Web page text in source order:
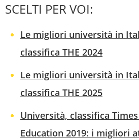
SCELTI PER VOI:
Le migliori università in
classifica THE 2024
Le migliori università in
classifica THE 2025
Università, classifica
Education 2019: i migliori